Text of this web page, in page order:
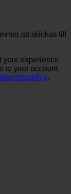
att skickas till
your experience
to your account,
.